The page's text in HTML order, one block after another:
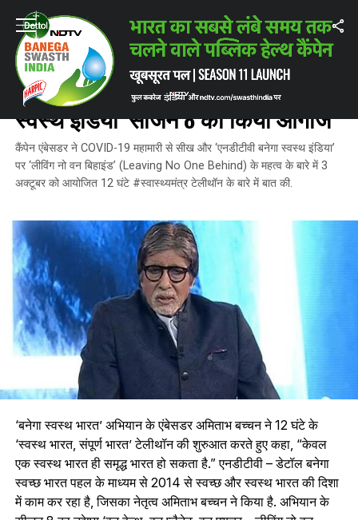
Home / ताज़ातरीन ख़बरें कैम्पेन एंबेसडर अमिताभ बच्चन ने ‘बनेगा स्वस्थ इंडिया’
ताज़ातरीन ख़बरें
कैम्पेन एंबेसडर अमिताभ बच्चन ने ‘बनेगा
स्वस्थ इंडिया’ सीजन 8 का किया आगाज
कैंपेन एंबेसडर ने COVID-19 महामारी से सीख और ‘एनडीटीवी बनेगा स्वस्थ इंडिया’
पर ‘लीविंग नो वन बिहाइंड’ (Leaving No One Behind) के महत्व के बारे में 3
अक्टूबर को आयोजित 12 घंटे #स्वास्थ्यमंत्र टेलीथॉन के बारे में बात की.
‘बनेगा स्वस्थ भारत’ अभियान के एंबेसडर अमिताभ बच्चन ने 12 घंटे के
‘स्वस्थ भारत, संपूर्ण भारत’ टेलीथॉन की शुरुआत करते हुए कहा, “केवल
एक स्वस्थ भारत ही समृद्ध भारत हो सकता है.” एनडीटीवी – डेटॉल बनेगा
स्वच्छ भारत पहल के माध्यम से 2014 से स्वच्छ और स्वस्थ भारत की दिशा
में काम कर रहा है, जिसका नेतृत्व अमिताभ बच्चन ने किया है. अभियान के